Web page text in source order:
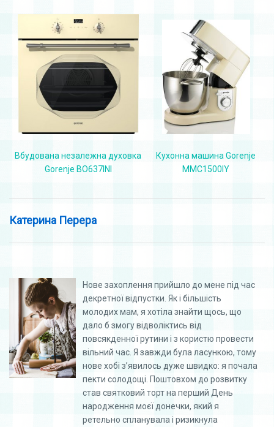
Вбудована незалежна духовка
Gorenje BO637INI
Кухонна машина Gorenje
MMC1500IY
Катерина Перера
Нове захоплення прийшло до мене під час
декретної відпустки. Як і більшість
молодих мам, я хотіла знайти щось, що
дало б змогу відволіктись від
повсякденної рутини і з користю провести
вільний час. Я завжди була ласункою, тому
нове хобі з’явилось дуже швидко: я почала
пекти солодощі. Поштовхом до розвитку
став святковий торт на перший День
народження моєї донечки, який я
ретельно спланувала і ризикнула